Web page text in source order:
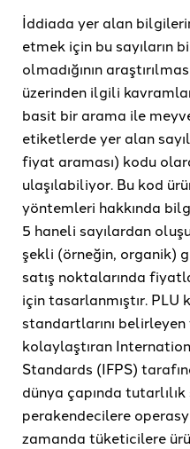
İddiada yer alan
etmek için bu sayıların
olmadığının
üzerinden ilgili
basit bir arama ile
etiketlerde yer alan
fiyat araması) kodu
ulaşılabiliyor. Bu kod
yöntemleri hakkında
5 haneli sayılardan
şekli (örneğin, organik)
satış noktalarında
için tasarlanmıştır. PLU
standartlarını
kolaylaştıran
Standards (IFPS)
dünya çapında
perakendecilere
zamanda tüketicilere